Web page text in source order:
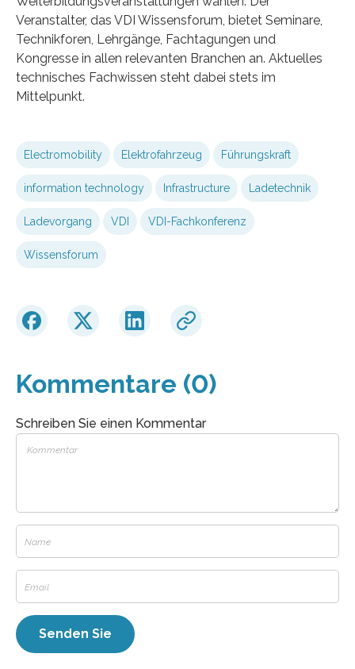
Veranstalter, das VDI Wissensforum, bietet Seminare,
Technikforen, Lehrgänge, Fachtagungen und
Kongresse in allen relevanten Branchen an. Aktuelles
technisches Fachwissen steht dabei stets im
Mittelpunkt.
Electromobility Elektrofahrzeug Führungskraft
information technology Infrastructure Ladetechnik
Ladevorgang VDI VDI-Fachkonferenz
Wissensforum
Kommentare (0)
Schreiben Sie einen Kommentar